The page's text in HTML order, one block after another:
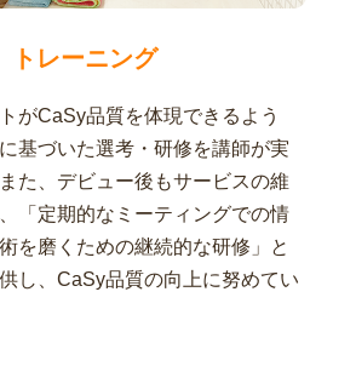
トレーニング
がCaSy品質を体現できるよう
基づいた選考・研修を講師が実
た、デビュー後もサービスの維
「定期的なミーティングでの情
を磨くための継続的な研修」と
し、CaSy品質の向上に努めてい